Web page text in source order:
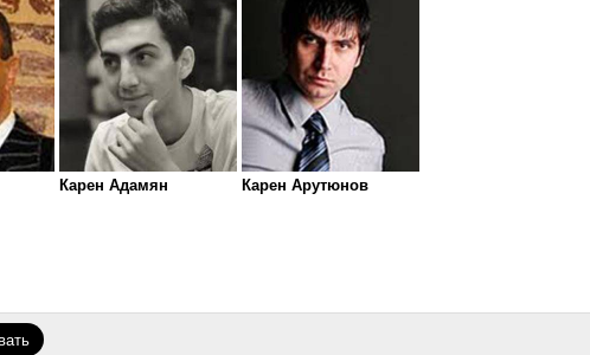
Карен Адамян Карен Арутюнов